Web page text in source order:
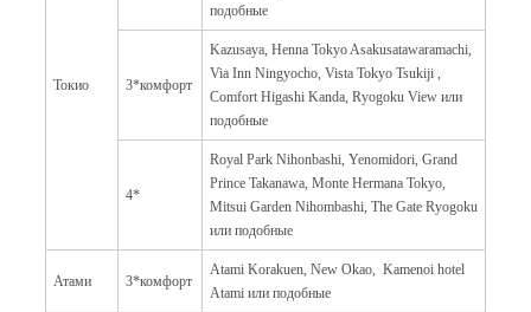
Токио
подобные
3*комфорт
Kazusaya, Henna Tokyo Asakusatawaramachi,
Via Inn Ningyocho, Vista Tokyo Tsukiji ,
Comfort Higashi Kanda, Ryogoku View или
подобные
4*
Royal Park Nihonbashi, Yenomidori, Grand
Prince Takanawa, Monte Hermana Tokyo,
Mitsui Garden Nihombashi, The Gate Ryogoku
или подобные
Атами 3*комфорт
Atami Korakuen, New Okao, Kamenoi hotel
Atami или подобные